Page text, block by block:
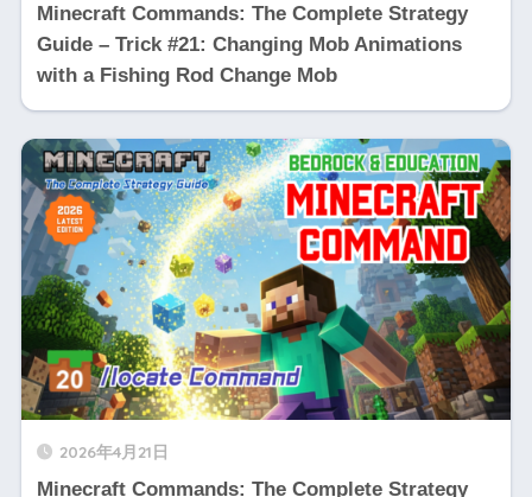
Minecraft Commands: The Complete Strategy
Guide – Trick #21: Changing Mob Animations
with a Fishing Rod Change Mob
2026年4月21日
Minecraft Commands: The Complete Strategy